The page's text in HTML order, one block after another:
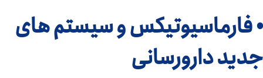
• فارماسیوتیکس و سیستم های
جدید دارورسانی